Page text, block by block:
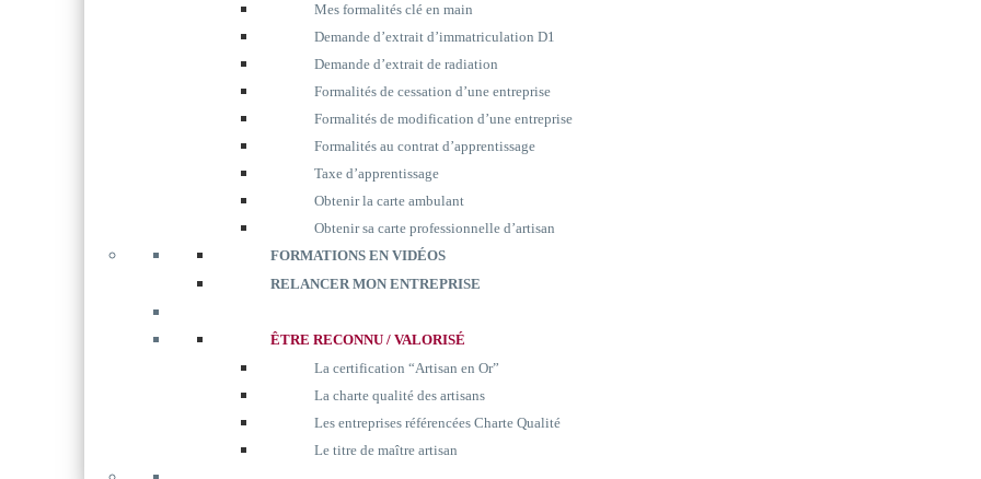
Mes formalités clé en main
Demande d’extrait d’immatriculation D1
Demande d’extrait de radiation
Formalités de cessation d’une entreprise
Formalités de modification d’une entreprise
Formalités au contrat d’apprentissage
Taxe d’apprentissage
Obtenir la carte ambulant
Obtenir sa carte professionnelle d’artisan
FORMATIONS EN VIDÉOS
RELANCER MON ENTREPRISE
ÊTRE RECONNU / VALORISÉ
La certification “Artisan en Or”
La charte qualité des artisans
Les entreprises référencées Charte Qualité
Le titre de maître artisan